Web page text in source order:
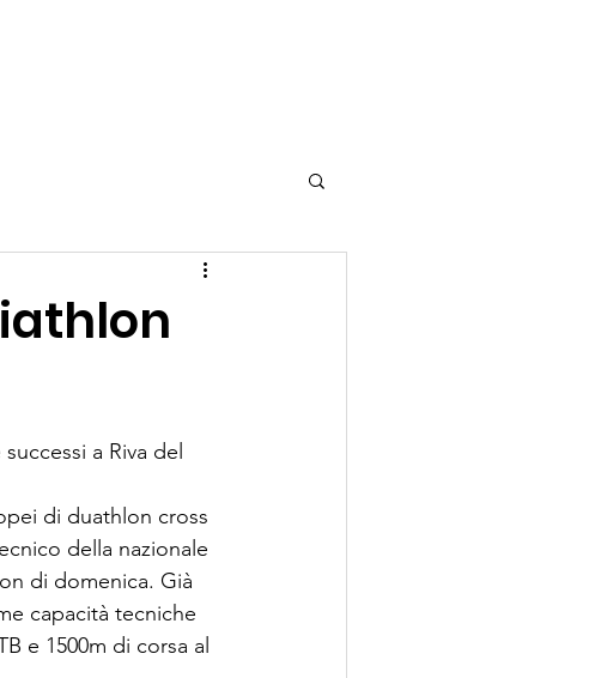
a Riva del
di duathlon cross
della nazionale
di domenica. Già
capacità tecniche
e 1500m di corsa al